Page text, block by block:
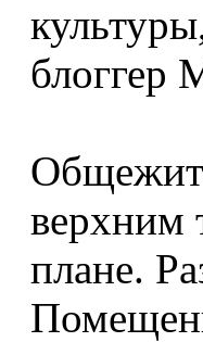
блоггер
верхним
плане.